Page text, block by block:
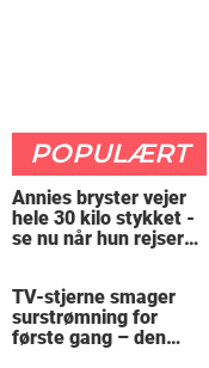
POPULÆRT
Annies bryster vejer
hele 30 kilo stykket -
se nu når hun rejser
TV-stjerne smager
surstrømning for
første gang – den